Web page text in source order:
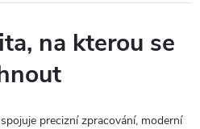
na kterou se
precizní zpracování, moderní